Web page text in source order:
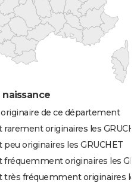
naissance
de ce département
originaires les
originaires les GRUCHET
originaires les
fréquemment originaires